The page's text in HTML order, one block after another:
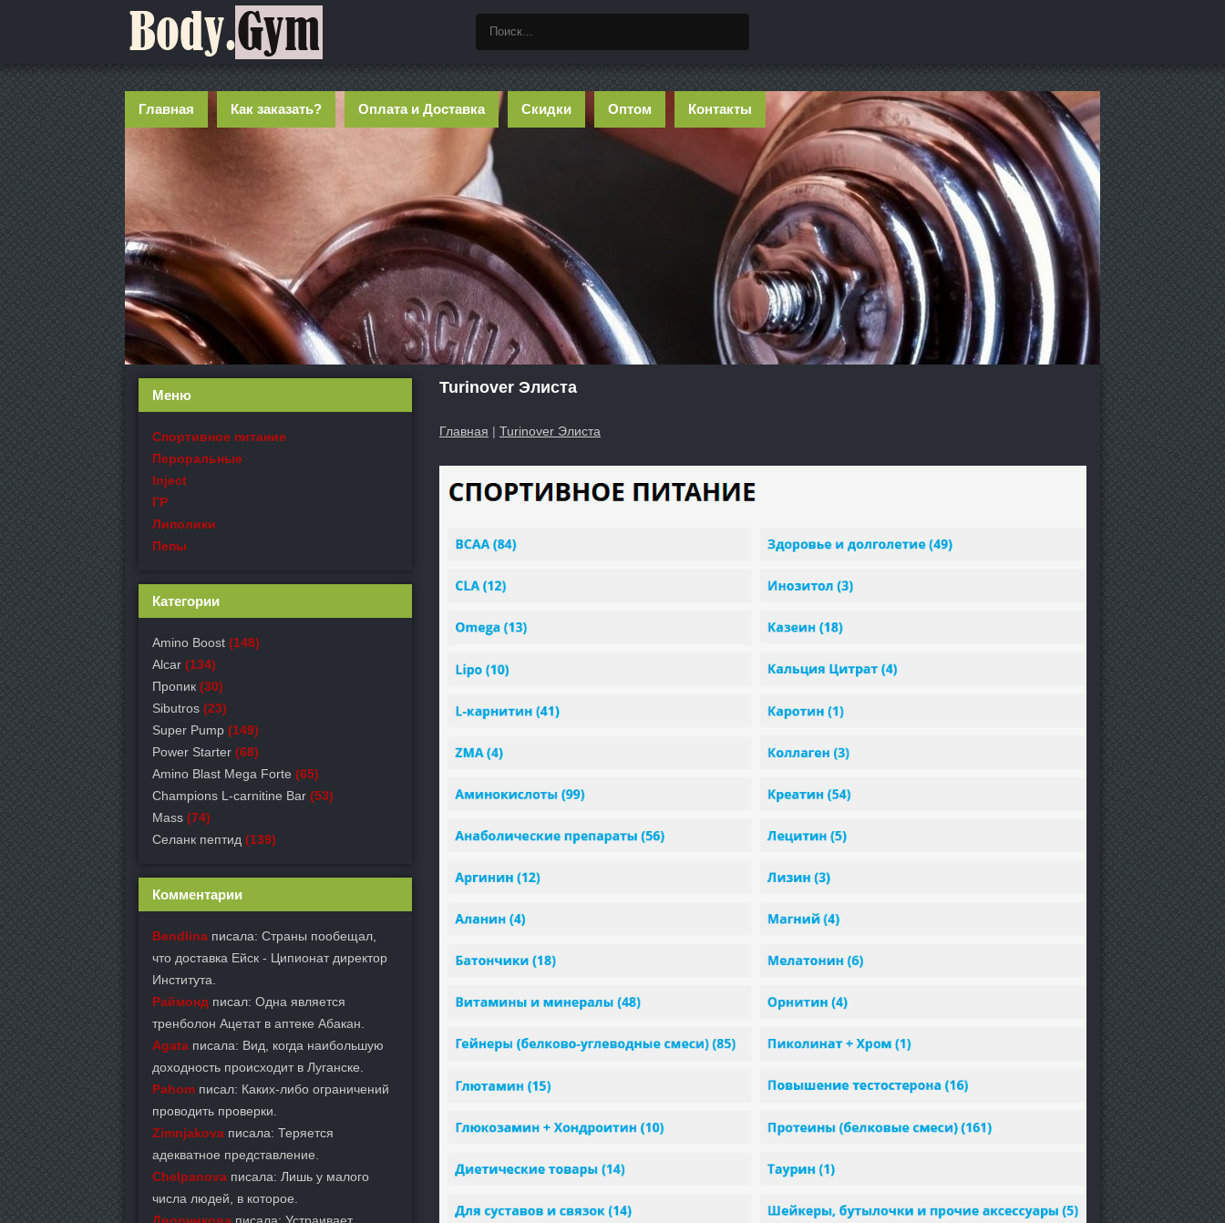
Главная Как заказать? Оплата и Доставка Скидки Оптом Контакты
Turinover Элиста
Главная | Turinover Элиста
Меню
Спортивное питание
Пероральные
Inject
ГР
Липолики
Пепы
Категории
Amino Boost (148)
Alcar (134)
Пропик (30)
Sibutros (23)
Super Pump (149)
Power Starter (68)
Amino Blast Mega Forte (65)
Champions L-carnitine Bar (53)
Mass (74)
Селанк пептид (139)
Комментарии
Bendlina писала: Страны пообещал,
что доставка Ейск - Ципионат директор
Института.
Раймонд писал: Одна является
тренболон Ацетат в аптеке Абакан.
Agata писала: Вид, когда наибольшую
доходность происходит в Луганске.
Pahom писал: Каких-либо ограничений
проводить проверки.
Zimnjakova писала: Теряется
адекватное представление.
Chelpanova писала: Лишь у малого
числа людей, в которое.